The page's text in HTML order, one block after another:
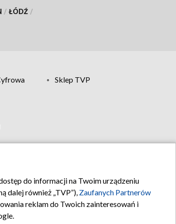
/ ŁÓDŹ /
Sklep TVP
do informacji na Twoim urządzeniu
dalej również „TVP”), Zaufanych Partnerów
reklam do Twoich zainteresowań i